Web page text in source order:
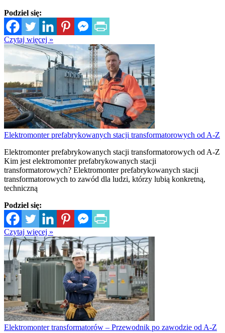
Podziel się:
Czytaj więcej »
Elektromonter prefabrykowanych stacji transformatorowych od A-Z
Elektromonter prefabrykowanych stacji transformatorowych od A-Z
Kim jest elektromonter prefabrykowanych stacji
transformatorowych? Elektromonter prefabrykowanych stacji
transformatorowych to zawód dla ludzi, którzy lubią konkretną,
techniczną
Podziel się:
Czytaj więcej »
Elektromonter transformatorów – Przewodnik po zawodzie od A-Z